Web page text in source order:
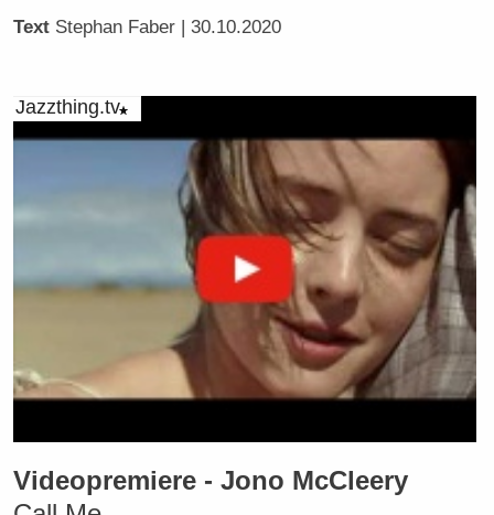
Text Stephan Faber | 30.10.2020
Jazzthing.tv
Videopremiere - Jono McCleery